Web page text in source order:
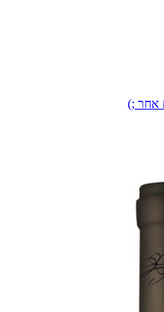
אחר ;)